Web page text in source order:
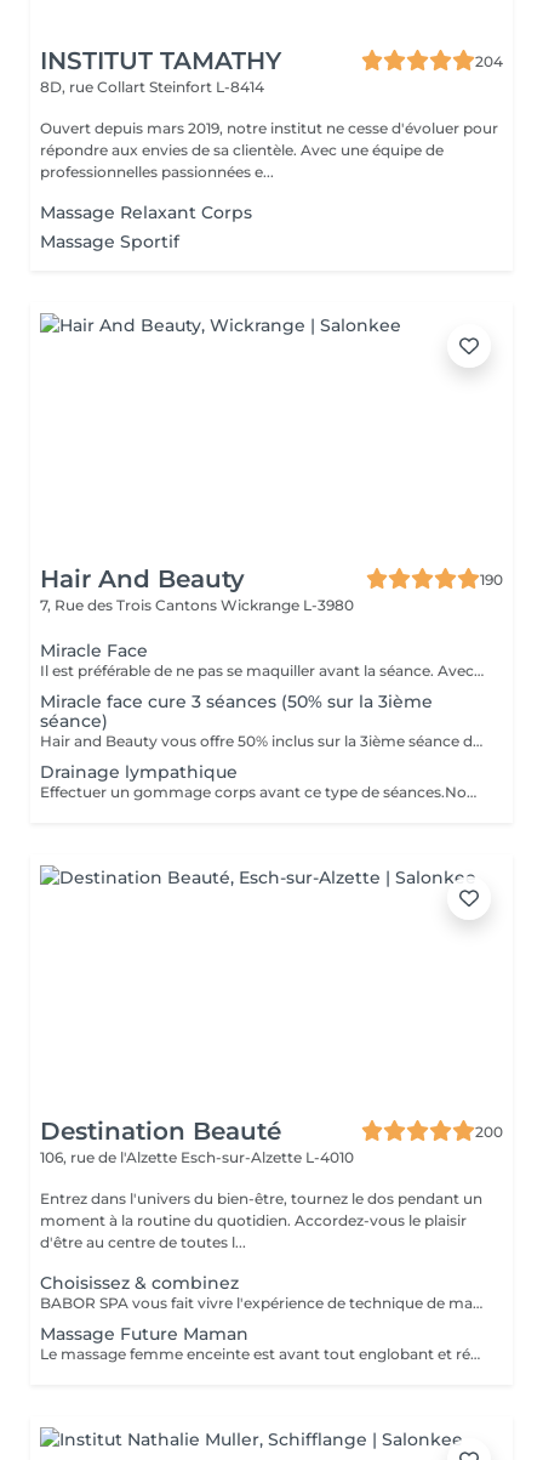
INSTITUT TAMATHY
204
8D, rue Collart Steinfort L-8414
Ouvert depuis mars 2019, notre institut ne cesse d'évoluer pour
répondre aux envies de sa clientèle. Avec une équipe de
professionnelles passionnées e...
Massage Relaxant Corps
Massage Sportif
Hair And Beauty
190
7, Rue des Trois Cantons Wickrange L-3980
Miracle Face
Il est préférable de ne pas se maquiller avant la séance. Avec un effet de lifting immédiat, ce massage facial draine, accentue les contours du visage et favorise la revitalisation naturelle de la peau. Il a pour fonction de drainer (poches,d'entretenir la jawline et d'entretenir un joli contour du visage. Avec des manoeuvres de drainage lymphatique et un massage très protocolaire cela permet d'obtenir un résultat aussi spécial que la version corporelle Renata Franca.
Miracle face cure 3 séances (50% sur la 3ième
séance)
Hair and Beauty vous offre 50% inclus sur la 3ième séance de votre abonnement
Drainage lympathique
Effectuer un gommage corps avant ce type de séances.Nous agissons sur la rétention d'eau,la cellulite aqueuse,adipeuse et fibreuse.Nous activons l'élimination des toxines accélerant la circulation de la lymphe et du sang. ..
Destination Beauté
200
106, rue de l'Alzette Esch-sur-Alzette L-4010
Entrez dans l'univers du bien-être, tournez le dos pendant un
moment à la routine du quotidien. Accordez-vous le plaisir
d'être au centre de toutes l...
Choisissez & combinez
BABOR SPA vous fait vivre l'expérience de technique de massage grâce à des arômes délicats, des textures caressantes et des soins efficaces. Que voulez-vous ressentir ? Décidez vous même! SHAPING FOR BODY - Modèle mes sens. Définit une silhouette séduisante et affinée. ENERGIZING LIME MANDARIN - Eveille mes sens. Met tous les sens en éveil et apporte vivacité à la peau. RELAXING LAVENDER MINT - Relaxe mes sens. Caresse la peau et apporte une peau intérieure totale. BALANCING CASHMERE WOOD - Renforce mes sens. Apporte force intérieure et une peau plus résistante.
Massage Future Maman
Le massage femme enceinte est avant tout englobant et réconfortant. Ce massage utilise des techniques spécifiques permettant de soulager les tensions musculaires particulières pendant la grossesse.